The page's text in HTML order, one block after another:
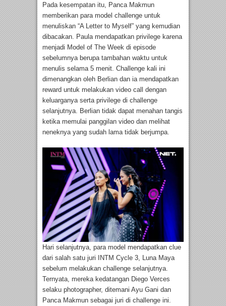
Pada kesempatan itu, Panca Makmun
memberikan para model challenge untuk
menuliskan “A Letter to Myself” yang kemudian
dibacakan. Paula mendapatkan privilege karena
menjadi Model of The Week di episode
sebelumnya berupa tambahan waktu untuk
menulis selama 5 menit. Challenge kali ini
dimenangkan oleh Berlian dan ia mendapatkan
reward untuk melakukan video call dengan
keluarganya serta privilege di challenge
selanjutnya. Berlian tidak dapat menahan tangis
ketika memulai panggilan video dan melihat
neneknya yang sudah lama tidak berjumpa.
Hari selanjutnya, para model mendapatkan clue
dari salah satu juri INTM Cycle 3, Luna Maya
sebelum melakukan challenge selanjutnya.
Ternyata, mereka kedatangan Diego Verces
selaku photographer, ditemani Ayu Gani dan
Panca Makmun sebagai juri di challenge ini.